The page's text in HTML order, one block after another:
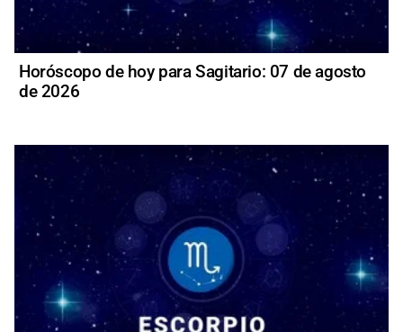
Horóscopo de hoy para Sagitario: 07 de agosto
de 2026